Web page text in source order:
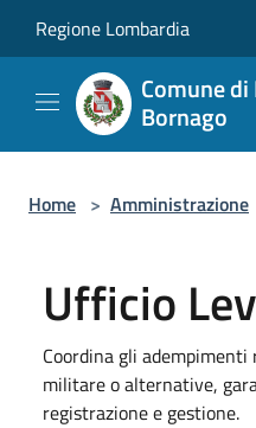
Regione Lombardia
Comune
Bornago
Home > Amministrazione
Ufficio
Coordina gli
militare o alternative,
registrazione e gestione.